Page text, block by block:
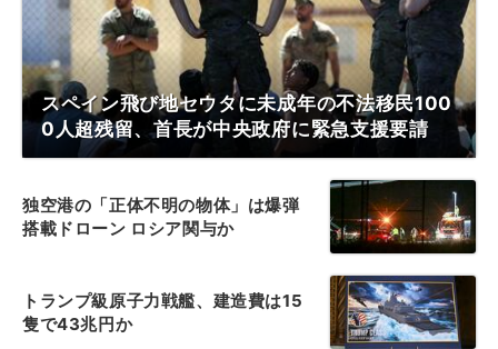
スペイン飛び地セウタに未成年の不法移民100
0人超残留、首長が中央政府に緊急支援要請
独空港の「正体不明の物体」は爆弾
搭載ドローン ロシア関与か
トランプ級原子力戦艦、建造費は15
隻で43兆円か